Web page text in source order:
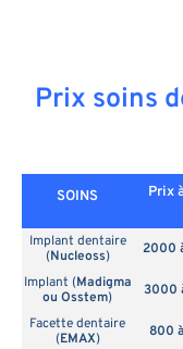
Prix soins
SOINS Prix
Implant dentaire
(Nucleoss) 2000
Implant (Madigma
ou Osstem) 3000
Facette dentaire
(EMAX) 800